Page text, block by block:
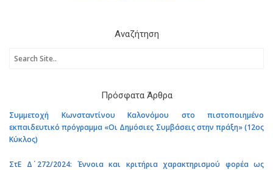
Αναζήτηση
Πρόσφατα Άρθρα
Συμμετοχή Κωνσταντίνου Καλονόμου στο πιστοποιημένο
εκπαιδευτικό πρόγραμμα «Οι Δημόσιες Συμβάσεις στην πράξη» (12ος
Κύκλος)
ΣτΕ Δ΄ 272/2024: Έννοια και κριτήρια χαρακτηρισμού φορέα ως